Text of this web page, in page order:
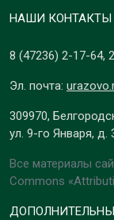
НАШИ КОНТАКТЫ
8 (47236) 2-17-64,
Эл. почта:
309970,
ул. 9-го Января, д.
Все материалы
Commons